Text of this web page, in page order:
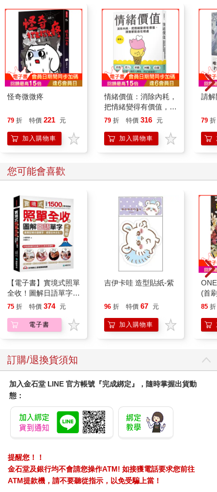
我也開始享受那套買給柏特的好用色鉛筆，是德國的品牌，叫萊
拉（Lyra），名字就跟菲利普・普曼《黑暗元素》三部曲裡那個
髒兮兮的小女主角一樣。這套鉛筆色調飽和，蠟質潤澤，跟我們
平常隨手買的廉價品完全不同，柏特的畫風都因此變了，我也不
由得想要一起畫。我幾乎原諒了那讓人落淚的價格──它們比其他
筆都耐用得多。
我之前完全沒意識到，當我四處奔忙時，這些平靜的樂趣已經從
我的生活撤退得多遠，而現在，我正邀請它們回來──用雙手進行
平靜而富有節奏的勞動，那種輕微的專注讓人得以沉浸於幻想，
過程中也會感受到的溫柔。我和柏特一起做薑餅人，發現自己過
分小心，彷彿薑餅人是反向用於療癒的巫毒娃娃。我想像每一個
薑餅人都是對過去那種生活的小小反抗。以敬畏的態度對待沒什
麼意義的事物，像是一種共感巫術：我在照護亡靈，溫柔安葬一
整套我已不再需要的價值觀。
白晝漸短，我們在屋裡點上燈，驅散潛伏其間的層層黑暗。我翻
出櫥櫃裡的蠟燭，又在比較陰暗的角落掛上小彩燈，然後又開始
們編織又重述自己的故事，拋棄那些不再合身的版本，試穿新
的。現在，我正告訴自己這個故事：由於害怕生子之後工作會岌
岌可危，我誤入了一種錯誤的工作模式。懷孕我應付不來，生下
孩子後我也應付不來，於是我重新投入工作，試圖游回乾燥的陸
地。這沒解決所有問題，但在我的生命裡重新給了我某塊領域，
讓我感覺自己是有能力的。
我整天工作，清晨五點就起來備課，每天晚上九點倒床大睡前又
打開筆電。到了週末，只要能說服先生與孩子自行找點事做，我
就趁機改作業、撰寫課程指南。大家都讚嘆我完成的工作量。我
樂於接納，內心深處卻覺得自己只是勉強跟上大家的步伐，而其
他人似乎都應對得更好。畢竟，我有同事半夜還在回覆電子郵
那麼明智，絕不會工作成癮。但如今我就是這樣，工作那麼拚
命、那麼久，把自己的身體搞壞。更糟的是，我幾乎已經忘了如
我累了，這是一定的。但事情不止於此。我像是被掏空了。我變
得煩躁易怒，總覺得自己像被獵捕的獵物，認為每件事都很緊
急，自己做的永遠不夠。而我的家，我心愛的家，也陷入一種熵
變：每件東西都在緩慢塌陷、崩解、磨損，碎屑堆積在每個表面
與角落，而我面對這些，束手無策。
自從病假證明開下來，我被迫靠在沙發上盯著這片殘局，一盯就
是好幾個小時，不明白究竟怎麼會糟到這種地步。屋裡找不到一
處地方安穩歇息──任何角落都會在我稍歇片刻時提醒我有東西需
漆逐漸磨穿。牆上釘著釘子，上面卻沒有畫作，或殘留著該填補
或重漆的洞。連電視都掛得歪歪斜斜。我站上椅子清空衣櫃頂
層，才發現過去幾年我至少有三次動念要更換臥房窗簾，而每一
綑買回來的布料最後都整整齊齊摺好、收起，然後被徹底遺忘。
怪奇微微疼
79 折 特價 221 元
加入購物車
情緒價值：消除內耗，
把情緒變得有價值，跟
誰都能自在相處
79 折 特價 316 元
加入購物車
請解
79 折
您可能會喜歡
【電子書】實境式照單
全收！圖解日語單字不
用背：照片單字全部收
境圖解，讓生活中的人
事時地物成為你的日文
75 折 特價 374 元
電子書
吉伊卡哇 造型貼紙-紫
96 折 特價 67 元
加入購物車
(首
85 折
訂購/退換貨須知
加入金石堂 LINE 官方帳號『完成綁定』，隨時掌握出貨動
態：
提醒您！！
金石堂及銀行均不會請您操作ATM! 如接獲電話要求您前往
ATM提款機，請不要聽從指示，以免受騙上當！